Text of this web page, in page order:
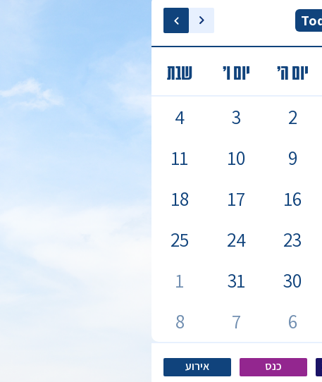
יום ה’ יום ו’ שבת
2
3
4
9
10
11
16
17
18
23
24
25
30
31
1
6
7
8
כנס אירוע